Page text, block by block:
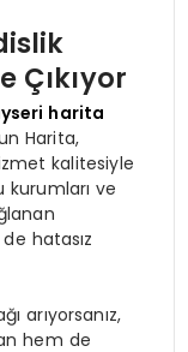
Çıkıyor
harita
Harita,
kalitesiyle
kurumları ve
hatasız
arıyorsanız,
hem de